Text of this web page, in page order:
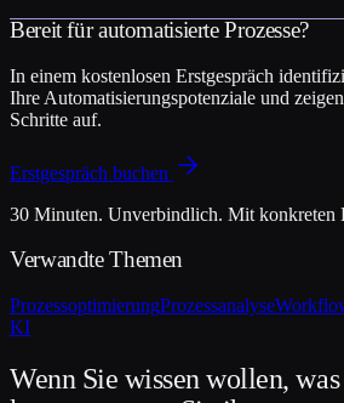
Bereit für automatisierte Prozesse?
In einem kostenlosen Erstgespräch
Ihre Automatisierungspotenziale und
Schritte auf.
Erstgespräch buchen
30 Minuten. Unverbindlich. Mit konkreten
Verwandte Themen
ProzessoptimierungProzessanalyse
KI
Wenn Sie wissen wollen,